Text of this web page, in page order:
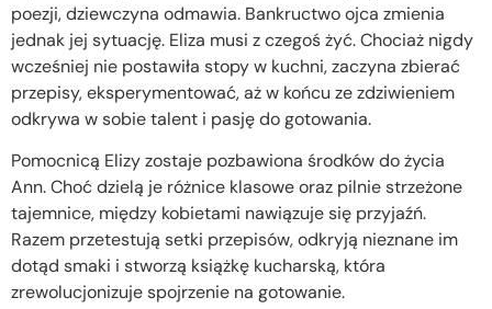
poezji, dziewczyna odmawia. Bankructwo ojca zmienia
jednak jej sytuację. Eliza musi z czegoś żyć. Chociaż nigdy
wcześniej nie postawiła stopy w kuchni, zaczyna zbierać
przepisy, eksperymentować, aż w końcu ze zdziwieniem
odkrywa w sobie talent i pasję do gotowania.
Pomocnicą Elizy zostaje pozbawiona środków do życia
Ann. Choć dzielą je różnice klasowe oraz pilnie strzeżone
tajemnice, między kobietami nawiązuje się przyjaźń.
Razem przetestują setki przepisów, odkryją nieznane im
dotąd smaki i stworzą książkę kucharską, która
zrewolucjonizuje spojrzenie na gotowanie.